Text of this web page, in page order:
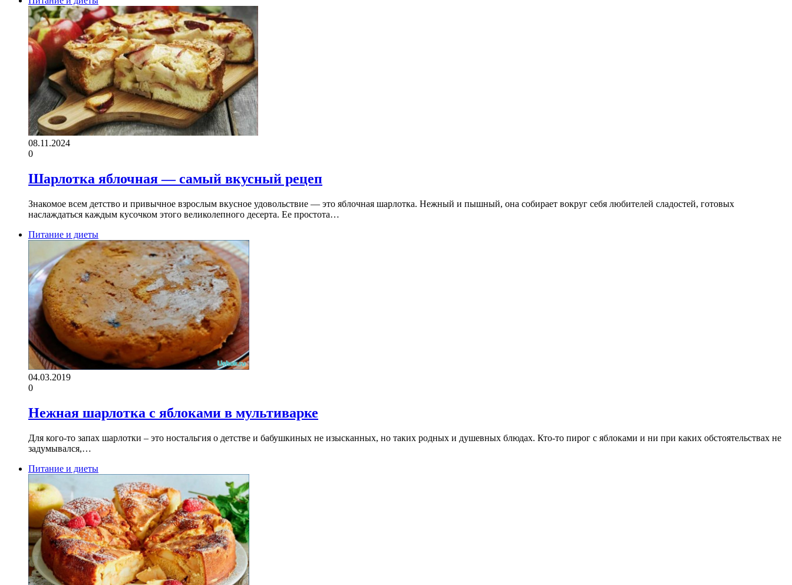
08.11.2024
0
Шарлотка яблочная — самый вкусный рецеп
Знакомое всем детство и привычное взрослым вкусное удовольствие — это яблочная шарлотка. Нежный и пышный, она собирает вокруг себя любителей сладостей, готовых
наслаждаться каждым кусочком этого великолепного десерта. Ее простота…
Питание и диеты
04.03.2019
0
Нежная шарлотка с яблоками в мультиварке
Для кого-то запах шарлотки – это ностальгия о детстве и бабушкиных не изысканных, но таких родных и душевных блюдах. Кто-то пирог с яблоками и ни при каких обстоятельствах не
задумывался,…
Питание и диеты